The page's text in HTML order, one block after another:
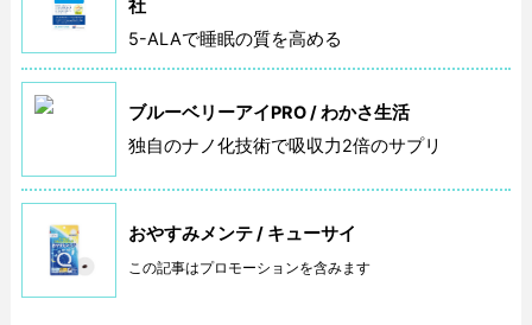
社
5-ALAで睡眠の質を高める
ブルーベリーアイPRO / わかさ生活
独自のナノ化技術で吸収力2倍のサプリ
おやすみメンテ / キューサイ
この記事はプロモーションを含みます